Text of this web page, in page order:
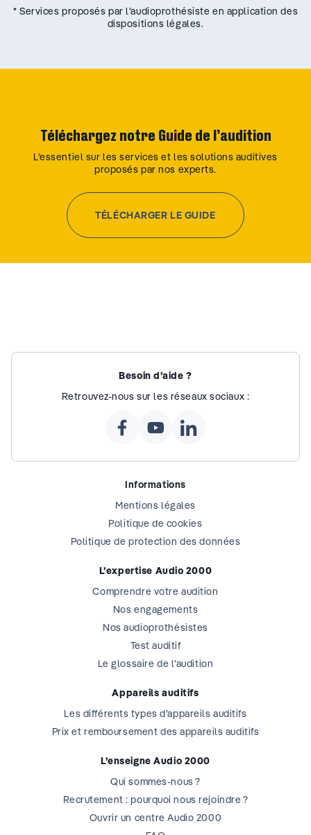
* Services proposés par l’audioprothésiste en application des
dispositions légales.
Téléchargez notre Guide de l’audition
L’essentiel sur les services et les solutions auditives
proposés par nos experts.
TÉLÉCHARGER LE GUIDE
Besoin d’aide ?
Retrouvez-nous sur les réseaux sociaux :
Informations
Mentions légales
Politique de cookies
Politique de protection des données
L’expertise Audio 2000
Comprendre votre audition
Nos engagements
Nos audioprothésistes
Test auditif
Le glossaire de l’audition
Appareils auditifs
Les différents types d’appareils auditifs
Prix et remboursement des appareils auditifs
L’enseigne Audio 2000
Qui sommes-nous ?
Recrutement : pourquoi nous rejoindre ?
Ouvrir un centre Audio 2000